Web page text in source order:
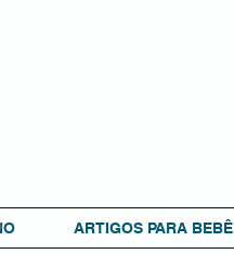
ARTIGOS PARA BEBÊ